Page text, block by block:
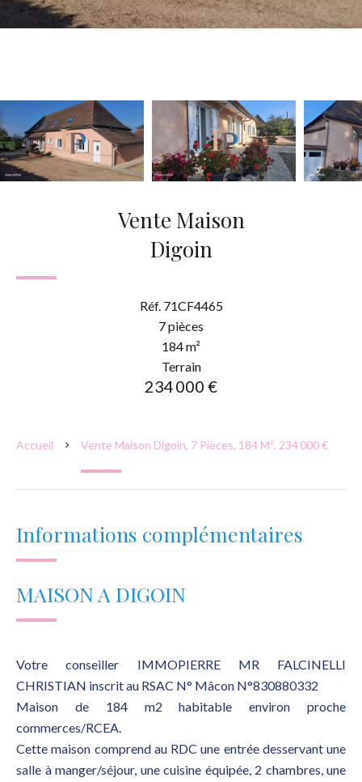
Vente Maison
Digoin
Réf. 71CF4465
7 pièces
184 m²
Terrain
234 000 €
Accueil Vente Maison Digoin, 7 Pièces, 184 M², 234 000 €
Informations complémentaires
MAISON A DIGOIN
Votre conseiller IMMOPIERRE MR FALCINELLI
CHRISTIAN inscrit au RSAC N° Mâcon N°830880332
Maison de 184 m2 habitable environ proche
commerces/RCEA.
Cette maison comprend au RDC une entrée desservant une
salle à manger/séjour, une cuisine équipée, 2 chambres, une